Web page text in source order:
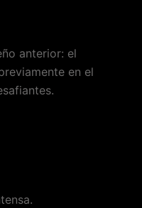
anterior: el
en el